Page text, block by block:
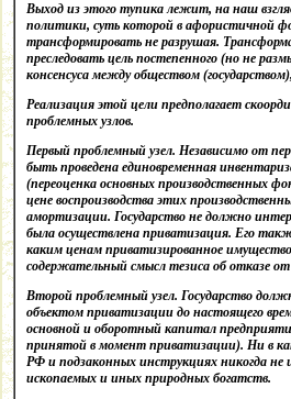
Выход из этого тупика лежит, на наш
политики, суть которой в афористичной
трансформировать не разрушая.
преследовать цель постепенного (но не
консенсуса между обществом
Реализация этой цели предполагает
проблемных узлов.
Первый проблемный узел. Независимо от
быть проведена единовременная
(переоценка основных производственных
цене воспроизводства этих
амортизации. Государство не должно
была осуществлена приватизация. Его
каким ценам приватизированное
содержательный смысл тезиса об отказе
Второй проблемный узел. Государство
объектом приватизации до настоящего
основной и оборотный капитал
принятой в момент приватизации). Ни в
РФ и подзаконных инструкциях никогда не
ископаемых и иных природных богатств.